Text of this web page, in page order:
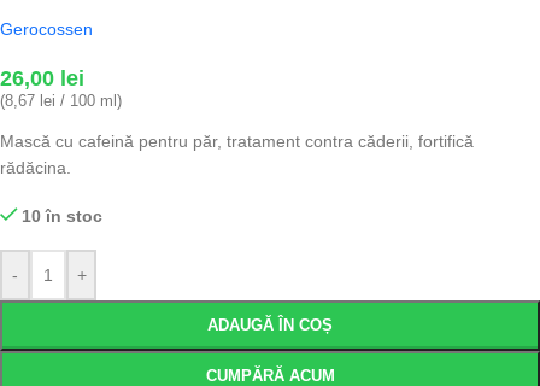
Gerocossen
26,00 lei
(8,67 lei / 100 ml)
Mască cu cafeină pentru păr, tratament contra căderii, fortifică
rădăcina.
10 în stoc
- +
ADAUGĂ ÎN COȘ
CUMPĂRĂ ACUM